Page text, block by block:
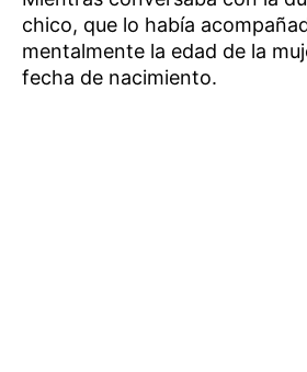
chico, que lo había
mentalmente la edad de la
fecha de nacimiento.